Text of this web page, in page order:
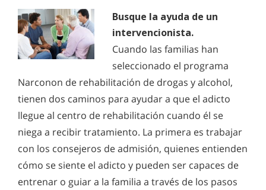
Busque la ayuda de un
intervencionista.
Cuando las familias han
seleccionado el programa
Narconon de rehabilitación de drogas y alcohol,
tienen dos caminos para ayudar a que el adicto
llegue al centro de rehabilitación cuando él se
niega a recibir tratamiento. La primera es trabajar
con los consejeros de admisión, quienes entienden
cómo se siente el adicto y pueden ser capaces de
entrenar o guiar a la familia a través de los pasos